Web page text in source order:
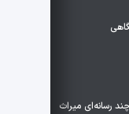
رسانه‌ای میراث